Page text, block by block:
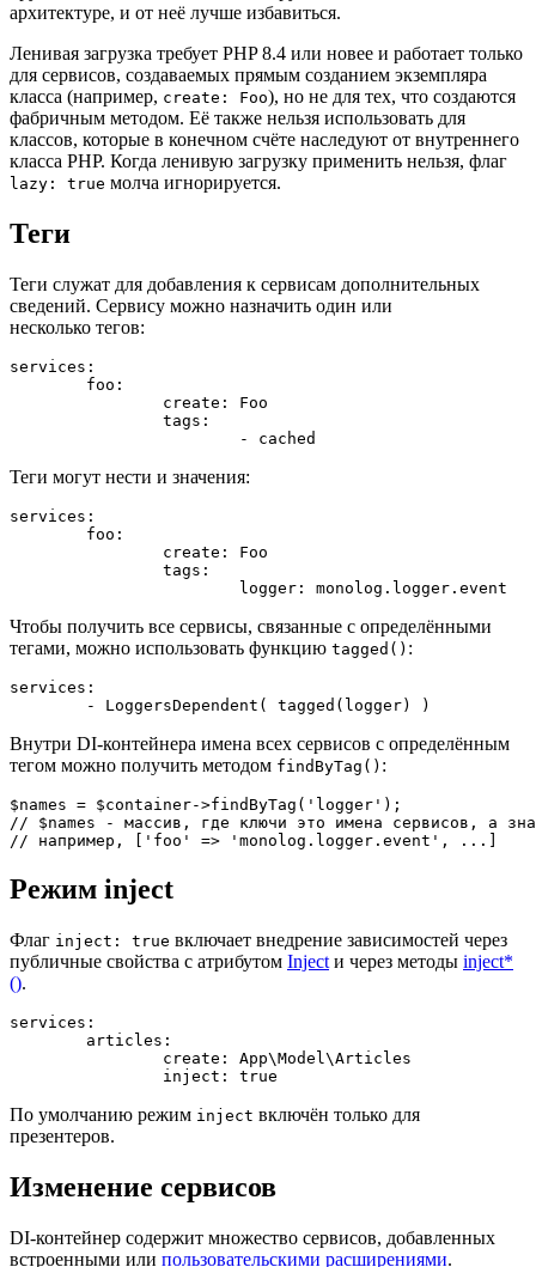
архитектуре, и от неё лучше избавиться.
Ленивая загрузка требует PHP 8.4 или новее и работает только
для сервисов, создаваемых прямым созданием экземпляра
класса (например, create: Foo), но не для тех, что создаются
фабричным методом. Её также нельзя использовать для
классов, которые в конечном счёте наследуют от внутреннего
класса PHP. Когда ленивую загрузку применить нельзя, флаг
lazy: true молча игнорируется.
Теги
Теги служат для добавления к сервисам дополнительных
сведений. Сервису можно назначить один или
несколько тегов:
services:
Теги могут нести и значения:
services:
Чтобы получить все сервисы, связанные с определёнными
тегами, можно использовать функцию tagged() :
services:
Внутри DI-контейнера имена всех сервисов с определённым
тегом можно получить методом findByTag() :
$names = $container->findByTag('logger');
// $names - массив, где ключи это имена сервисов, а
Режим inject
Флаг inject: true включает внедрение зависимостей через
публичные свойства с атрибутом Inject и через методы inject*
().
services:
По умолчанию режим inject включён только для
презентеров.
Изменение сервисов
DI-контейнер содержит множество сервисов, добавленных
встроенными или пользовательскими расширениями.